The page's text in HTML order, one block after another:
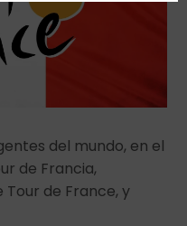
del mundo, en el
de Francia,
de France, y